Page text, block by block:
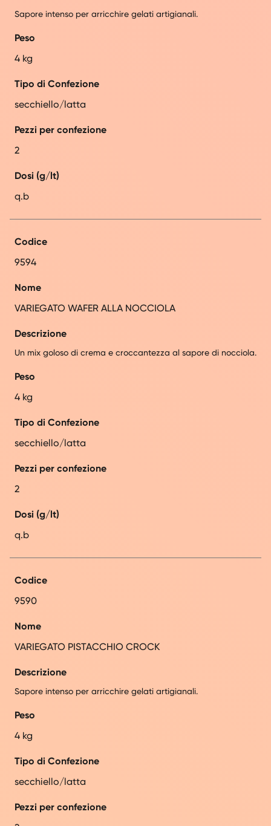
Sapore intenso per arricchire gelati artigianali.
Peso
4 kg
Tipo di Confezione
secchiello/latta
Pezzi per confezione
2
Dosi (g/lt)
q.b
Codice
9594
Nome
VARIEGATO WAFER ALLA NOCCIOLA
Descrizione
Un mix goloso di crema e croccantezza al sapore di nocciola.
Peso
4 kg
Tipo di Confezione
secchiello/latta
Pezzi per confezione
2
Dosi (g/lt)
q.b
Codice
9590
Nome
VARIEGATO PISTACCHIO CROCK
Descrizione
Sapore intenso per arricchire gelati artigianali.
Peso
4 kg
Tipo di Confezione
secchiello/latta
Pezzi per confezione